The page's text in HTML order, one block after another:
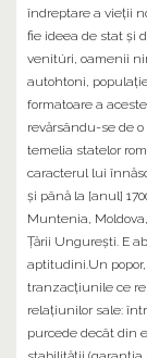
îndreptare a vieţii
fie ideea de stat şi
venitúri, oamenii
autohtoni,
formatoare a
revărsându-se de
temelia statelor
caracterul lui
şi până la [anul]
Muntenia,
Ţării Ungureşti. E
aptitudini.Un
tranzacţiunile ce
relaţiunilor sale:
purcede decât din